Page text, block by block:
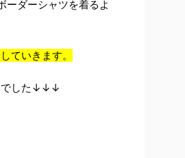
ーダーシャツを着るよ
ていきます。
でした↓↓↓